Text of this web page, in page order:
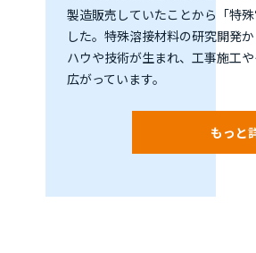
製造販売していたことから「特
した。特殊溶接材料の研究開発
ハウや技術が生まれ、工事施工
広がっています。
もっと